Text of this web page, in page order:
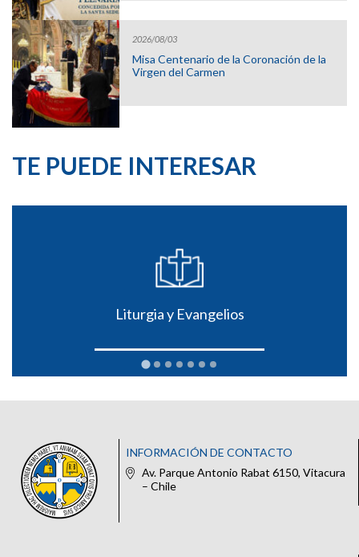
2026/08/03
Misa Centenario de la Coronación de la
Virgen del Carmen
TE PUEDE INTERESAR
Liturgia y Evangelios
INFORMACIÓN DE CONTACTO
Av. Parque Antonio Rabat 6150, Vitacura
– Chile